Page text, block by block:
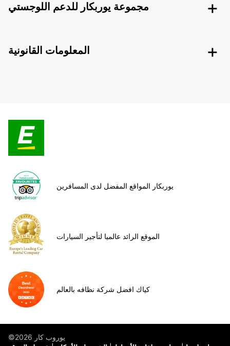
مجموعة يوربكار للدعم اللوجستي
المعلومات القانونية
يوربكار المواقع المفضل لدى المسافرين
الموقع الرائد عالميا لتأجير السيارات
كياك افضل شركة نظافه بالعالم
©يوروب كار 2026